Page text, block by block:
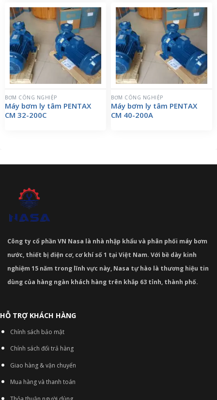
BƠM CÔNG NGHIỆP
Máy bơm ly tâm PENTAX
CM 32-200C
BƠM CÔNG NGHIỆP
Máy bơm ly tâm PENTAX
CM 40-200A
Công ty cổ phần VN Nasa là nhà nhập khẩu và phân phối máy bơm
nước, thiết bị điện cơ, cơ khí số 1 tại Việt Nam. Với bề dày kinh
nghiệm 15 năm trong lĩnh vực này, Nasa tự hào là thương hiệu tin
dùng của hàng ngàn khách hàng trên khắp 63 tỉnh, thành phố.
HỖ TRỢ KHÁCH HÀNG
Chính sách bảo mật
Chính sách đổi trả hàng
Giao hàng & vận chuyển
Mua hàng và thanh toán